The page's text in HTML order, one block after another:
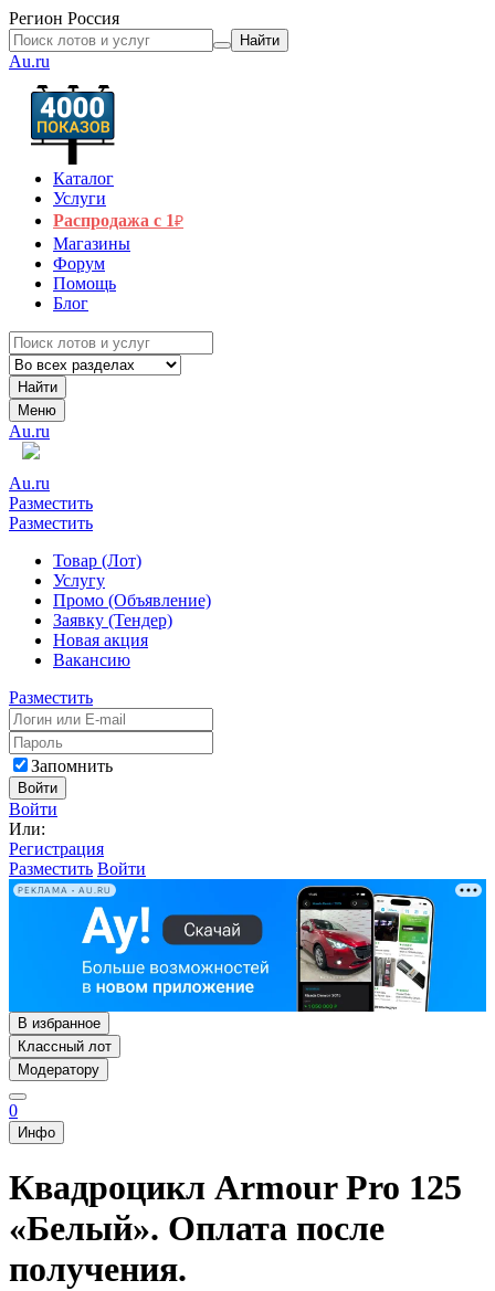
Регион Россия
Найти
Au.ru
Каталог
Услуги
Распродажа с 1₽
Магазины
Форум
Помощь
Блог
Найти
Меню
Au.ru
Au.ru
Разместить
Разместить
Товар (Лот)
Услугу
Промо (Объявление)
Заявку (Тендер)
Новая акция
Вакансию
Разместить
Запомнить
Войти
Войти
Или:
Регистрация
Разместить Войти
РЕКЛАМА • AU.RU
В избранное
Классный лот
Модератору
0
Инфо
Квадроцикл Armour Pro 125
«Белый». Оплата после
получения.